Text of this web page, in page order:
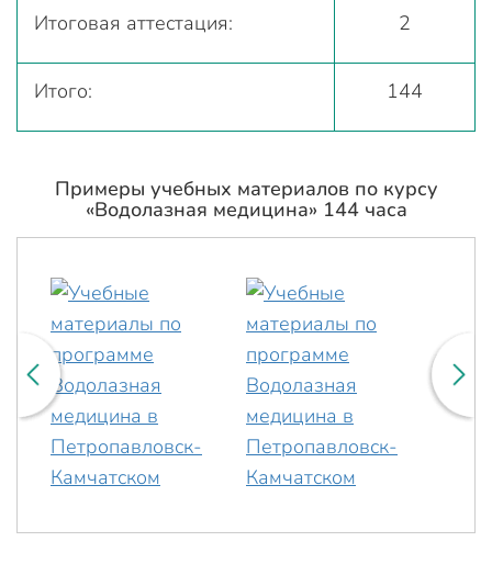
Итоговая аттестация: 2
Итого: 144
Примеры учебных материалов по курсу
«Водолазная медицина» 144 часа